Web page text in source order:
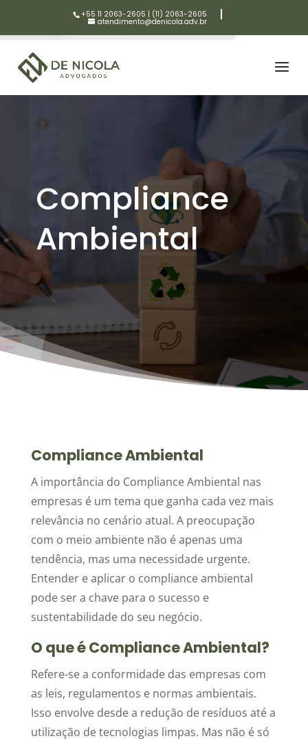
+55 11 2063-2605 | (11) 2063-2605
atendimento@denicola.adv.br
Compliance
Ambiental
Compliance Ambiental
A importância do Compliance Ambiental nas
empresas é um tema que ganha cada vez mais
relevância no cenário atual. A preocupação
com o meio ambiente não é apenas uma
tendência, mas uma necessidade urgente.
Entender e aplicar o compliance ambiental
pode ser a chave para o sucesso e
sustentabilidade do seu negócio.
O que é Compliance Ambiental?
Refere-se a conformidade das empresas com
as leis, regulamentos e normas ambientais.
Isso envolve desde a redução de resíduos até a
utilização de tecnologias limpas. Mas não é só